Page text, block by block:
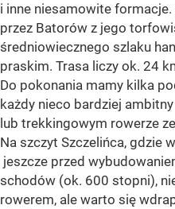
i inne niesamowite
przez Batorów z jego
średniowiecznego szlaku
praskim. Trasa liczy ok. 24
Do pokonania mamy kilka
każdy nieco bardziej
lub trekkingowym rowerze
Na szczyt Szczelińca, gdzie
jeszcze przed
schodów (ok. 600 stopni),
rowerem, ale warto się